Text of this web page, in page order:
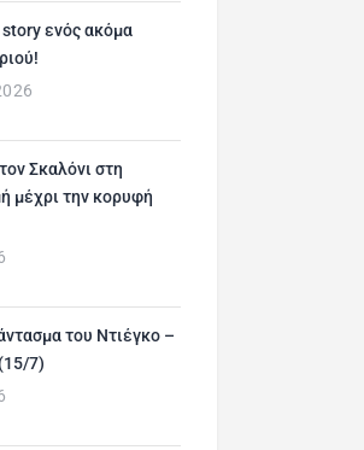
ενός ακόμα
Σκαλόνι στη
μέχρι την κορυφή
του Ντιέγκο –
7)